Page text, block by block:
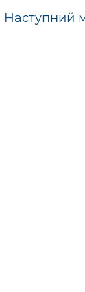
Наступний